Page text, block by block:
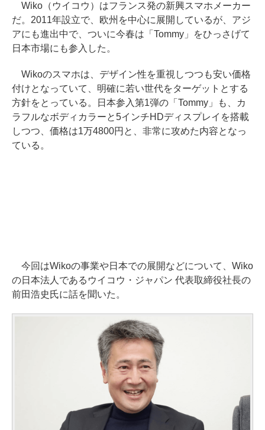
Wiko（ウイコウ）はフランス発の新興スマホメーカー
だ。2011年設立で、欧州を中心に展開しているが、アジ
アにも進出中で、ついに今春は「Tommy」をひっさげて
日本市場にも参入した。
Wikoのスマホは、デザイン性を重視しつつも安い価格
付けとなっていて、明確に若い世代をターゲットとする
方針をとっている。日本参入第1弾の「Tommy」も、カ
ラフルなボディカラーと5インチHDディスプレイを搭載
しつつ、価格は1万4800円と、非常に攻めた内容となっ
ている。
今回はWikoの事業や日本での展開などについて、Wiko
の日本法人であるウイコウ・ジャパン 代表取締役社長の
前田浩史氏に話を聞いた。